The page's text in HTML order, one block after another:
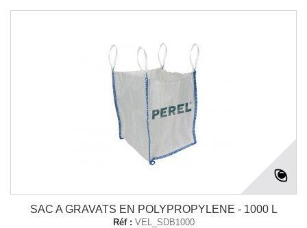
SAC A GRAVATS EN POLYPROPYLENE - 1000 L
Réf : VEL_SDB1000